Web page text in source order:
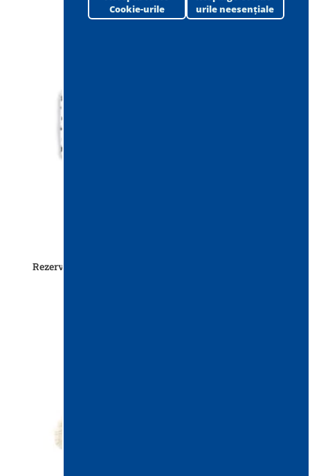
Rezerva Mop Microfibre SPOT 40×11 cm, compatibil cu
Cookie-urile
urile neesențiale